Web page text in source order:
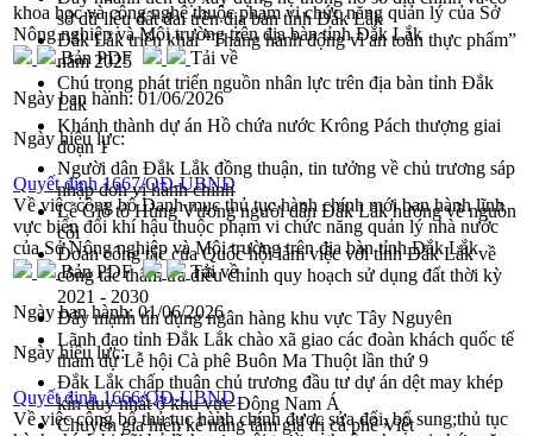
sở dữ liệu đất đai trên địa bàn tỉnh Đắk Lắk
Đắk Lắk triển khai “Tháng hành động vì an toàn thực phẩm”
năm 2025
Chú trọng phát triển nguồn nhân lực trên địa bàn tỉnh Đắk
Lắk
Khánh thành dự án Hồ chứa nước Krông Pách thượng giai
đoạn 1
Người dân Đắk Lắk đồng thuận, tin tưởng về chủ trương sáp
nhập đơn vị hành chính
Lễ Giỗ tổ Hùng Vương người dân Đắk Lắk hướng về nguồn
cội
Đoàn công tác của Quốc hội làm việc với tỉnh Đắk Lắk về
công tác thẩm tra điều chỉnh quy hoạch sử dụng đất thời kỳ
2021 - 2030
Đẩy mạnh tín dụng ngân hàng khu vực Tây Nguyên
Lãnh đạo tỉnh Đắk Lắk chào xã giao các đoàn khách quốc tế
tham dự Lễ hội Cà phê Buôn Ma Thuột lần thứ 9
Đắk Lắk chấp thuận chủ trương đầu tư dự án dệt may khép
kín duy nhất ở khu vực Đông Nam Á
Chuyên gia hiến kế nâng tầm giá trị cà phê Việt
khoa học và công nghệ thuộc phạm vi chức năng quản lý của Sở
Nông nghiệp và Môi trường trên địa bàn tỉnh Đắk Lắk
Bản PDF
Tải về
Ngày ban hành: 01/06/2026
Ngày hiệu lực:
Quyết định 1667/QĐ-UBND
Về việc công bố Danh mục thủ tục hành chính mới ban hành lĩnh
vực biến đổi khí hậu thuộc phạm vi chức năng quản lý nhà nước
của Sở Nông nghiệp và Môi trường trên địa bàn tỉnh Đắk Lắk
Bản PDF
Tải về
Ngày ban hành:01/06/2026
Ngày hiệu lực:
Quyết định 1666/QĐ-UBND
Về việc công bố thủ tục hành chính được sửa đổi, bổ sung;thủ tục